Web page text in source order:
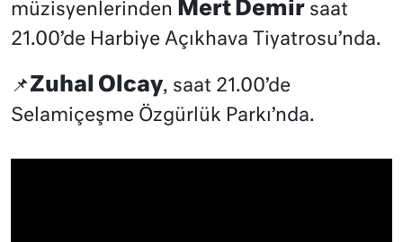
müzisyenlerinden Mert Demir saat
21.00’de Harbiye Açıkhava Tiyatrosu’nda.
📌Zuhal Olcay, saat 21.00’de
Selamiçeşme Özgürlük Parkı’nda.